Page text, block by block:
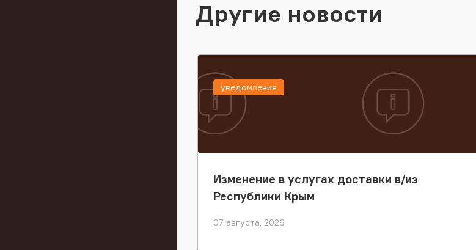
Другие новости
Изменение в услугах доставки в/из
Республики Крым
07 августа, 2026
уведомления